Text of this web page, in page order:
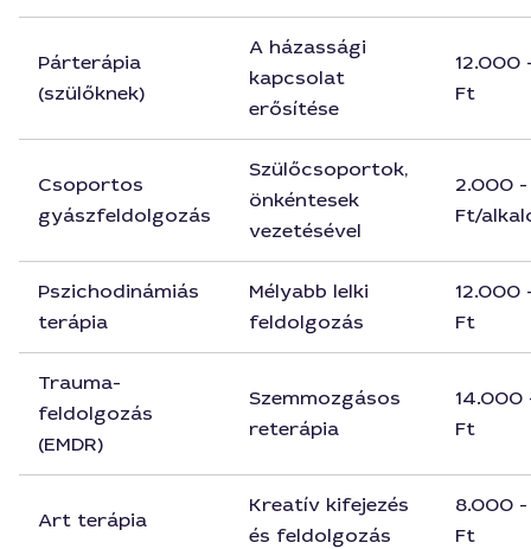
Párterápia
(szülőknek)
A házassági
kapcsolat
erősítése
12.000
Ft
Csoportos
gyászfeldolgozás
Szülőcsoportok,
önkéntesek
vezetésével
2.000
Ft/
Pszichodinámiás
terápia
Mélyabb lelki
feldolgozás
12.000
Ft
Trauma-
feldolgozás
(EMDR)
Szemmozgásos
reterápia
14.000
Ft
Art terápia
Kreatív kifejezés
és feldolgozás
8.000 -
Ft